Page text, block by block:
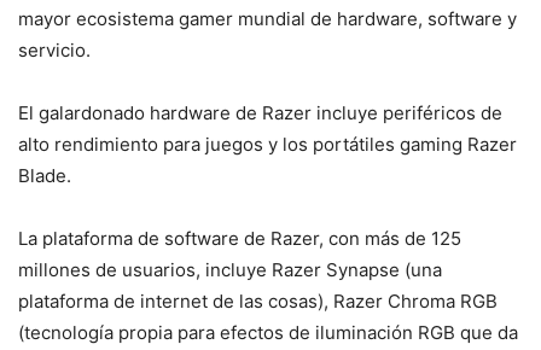
mayor ecosistema gamer mundial de hardware, software y
servicio.
El galardonado hardware de Razer incluye periféricos de
alto rendimiento para juegos y los portátiles gaming Razer
Blade.
La plataforma de software de Razer, con más de 125
millones de usuarios, incluye Razer Synapse (una
plataforma de internet de las cosas), Razer Chroma RGB
(tecnología propia para efectos de iluminación RGB que da